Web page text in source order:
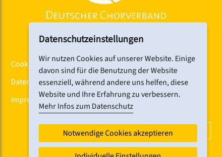
Cookiebanner
Datenschutz
Impressum
DCV-NEWSLETTER ABONNIEREN
Datenschutzeinstellungen
Wir nutzen Cookies auf unserer Website. Einige
davon sind für die Benutzung der Website
essenziell, während andere uns helfen, diese
Website und Ihre Erfahrung zu verbessern.
Mehr Infos zum Datenschutz
Notwendige Cookies akzeptieren